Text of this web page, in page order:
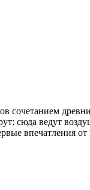
сочетанием
сюда ведут
впечатления